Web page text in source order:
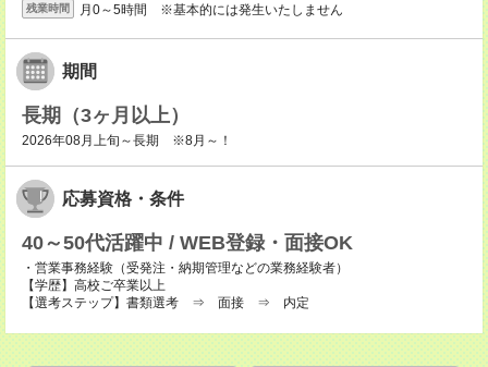
残業時間 月0～5時間 ※基本的には発生いたしません
期間
長期（3ヶ月以上）
2026年08月上旬～長期 ※8月～！
応募資格・条件
40～50代活躍中 / WEB登録・面接OK
・営業事務経験（受発注・納期管理などの業務経験者）
【学歴】高校ご卒業以上
【選考ステップ】書類選考 ⇒ 面接 ⇒ 内定